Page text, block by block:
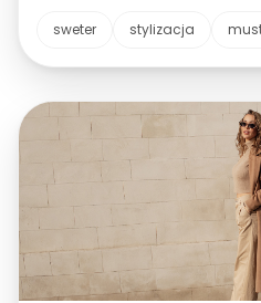
zarówno codzienną, jak i
sweter stylizacja